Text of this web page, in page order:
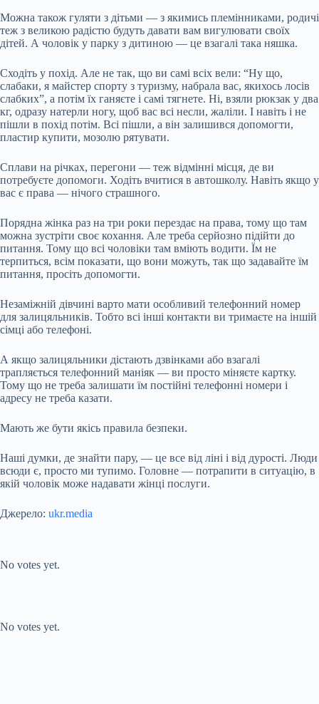
Можна також гуляти з дітьми — з якимись племінниками, родичі
теж з великою радістю будуть давати вам вигулювати своїх
дітей. А чоловік у парку з дитиною — це взагалі така няшка.
Сходіть у похід. Але не так, що ви самі всіх вели: “Ну що,
слабаки, я майстер спорту з туризму, набрала вас, якихось лосів
слабких”, а потім їх ганяєте і самі тягнете. Ні, взяли рюкзак у два
кг, одразу натерли ногу, щоб вас всі несли, жаліли. І навіть і не
пішли в похід потім. Всі пішли, а він залишився допомогти,
пластир купити, мозолю рятувати.
Сплави на річках, перегони — теж відмінні місця, де ви
потребуєте допомоги. Ходіть вчитися в автошколу. Навіть якщо у
вас є права — нічого страшного.
Порядна жінка раз на три роки перездає на права, тому що там
можна зустріти своє кохання. Але треба серйозно підійти до
питання. Тому що всі чоловіки там вміють водити. Їм не
терпиться, всім показати, що вони можуть, так що задавайте їм
питання, просіть допомогти.
Незаміжній дівчині варто мати особливий телефонний номер
для залицяльників. Тобто всі інші контакти ви тримаєте на іншій
сімці або телефоні.
А якщо залицяльники дістають дзвінками або взагалі
трапляється телефонний маніяк — ви просто міняєте картку.
Тому що не треба залишати їм постійні телефонні номери і
адресу не треба казати.
Мають же бути якісь правила безпеки.
Наші думки, де знайти пару, — це все від ліні і від дурості. Люди
всюди є, просто ми тупимо. Головне — потрапити в ситуацію, в
якій чоловік може надавати жінці послуги.
Джерело: ukr.media
No votes yet.
No votes yet.